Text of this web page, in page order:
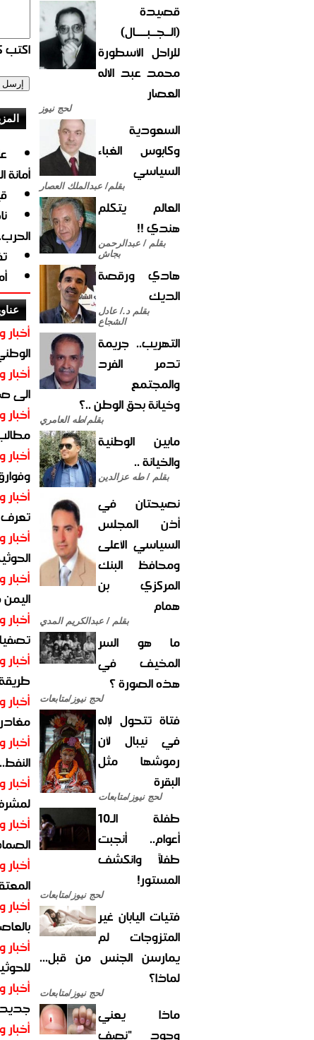
قصيدة
(الــجــبــــال)
للراحل الأسطورة
محمد عبد الاله
العصار
لحج نيوز
السعودية
وكابوس الغباء
السياسي
بقلم/ عبدالملك العصار
العالم يتكلم
هندي !!
بقلم / عبدالرحمن
بجاش
هادي ورقصة
الديك
بقلم د./ عادل
الشجاع
التهريب.. جريمة
تدمر الفرد
والمجتمع
وخيانة بحق الوطن ..؟
بقلم/طه العامري
مابين الوطنية
والخيانة ..
بقلم / طه عزالدين
نصيحتان في
أذن المجلس
السياسي الأعلى
ومحافظ البنك
المركزي بن
همام
بقلم / عبدالكريم المدي
ما هو السر
المخيف في
هذه الصورة ؟
لحج نيوز/متابعات
فتاة تتحول لإله
في نيبال لأن
رموشها مثل
البقرة
لحج نيوز/متابعات
طفلة الـ10
أعوام.. أنجبت
طفلاً وانكشف
المستور!
لحج نيوز/متابعات
فتيات اليابان غير
المتزوجات لم
يمارسن الجنس من قبل...
لماذا؟
لحج نيوز/متابعات
ماذا يعني
وجود "نصف
اكتب
أخبار
أخبار
الى
أخبار
أخبار
أخبار
تعرف
أخبار
أخبار
أخبار
أخبار
أخبار
أخبار
أخبار
أخبار
أخبار
أخبار
أخبار
أخبار
أخبار